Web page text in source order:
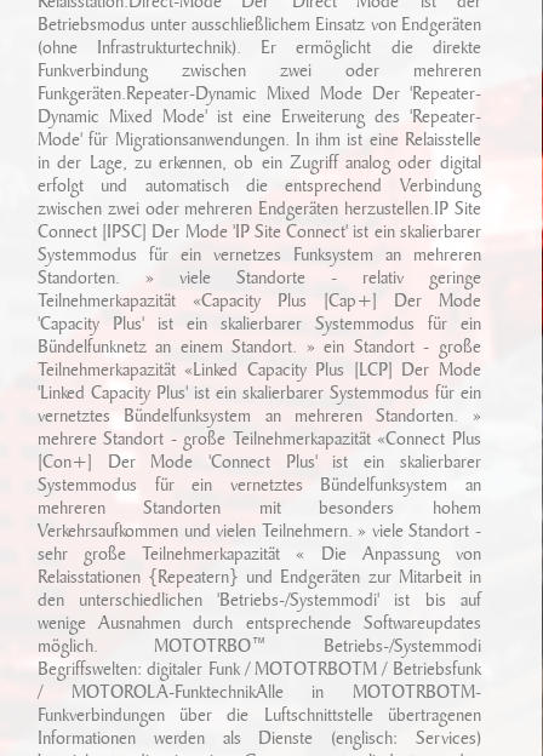
Betriebsmodus unter ausschließlichem Einsatz von Endgeräten
(ohne Infrastrukturtechnik). Er ermöglicht die direkte
Funkverbindung zwischen zwei oder mehreren
Funkgeräten.Repeater-Dynamic Mixed Mode Der 'Repeater-
Dynamic Mixed Mode' ist eine Erweiterung des 'Repeater-
Mode' für Migrationsanwendungen. In ihm ist eine Relaisstelle
in der Lage, zu erkennen, ob ein Zugriff analog oder digital
erfolgt und automatisch die entsprechend Verbindung
zwischen zwei oder mehreren Endgeräten herzustellen.IP Site
Connect [IPSC] Der Mode 'IP Site Connect' ist ein skalierbarer
Systemmodus für ein vernetzes Funksystem an mehreren
Standorten. » viele Standorte - relativ geringe
Teilnehmerkapazität «Capacity Plus [Cap+] Der Mode
'Capacity Plus' ist ein skalierbarer Systemmodus für ein
Bündelfunknetz an einem Standort. » ein Standort - große
Teilnehmerkapazität «Linked Capacity Plus [LCP] Der Mode
'Linked Capacity Plus' ist ein skalierbarer Systemmodus für ein
vernetztes Bündelfunksystem an mehreren Standorten. »
mehrere Standort - große Teilnehmerkapazität «Connect Plus
[Con+] Der Mode 'Connect Plus' ist ein skalierbarer
Systemmodus für ein vernetztes Bündelfunksystem an
mehreren Standorten mit besonders hohem
Verkehrsaufkommen und vielen Teilnehmern. » viele Standort -
sehr große Teilnehmerkapazität « Die Anpassung von
Relaisstationen {Repeatern} und Endgeräten zur Mitarbeit in
den unterschiedlichen 'Betriebs-/Systemmodi' ist bis auf
wenige Ausnahmen durch entsprechende Softwareupdates
möglich. MOTOTRBO™ Betriebs-/Systemmodi
Begriffswelten: digitaler Funk / MOTOTRBOTM / Betriebsfunk
/ MOTOROLA-FunktechnikAlle in MOTOTRBOTM-
Funkverbindungen über die Luftschnittstelle übertragenen
Informationen werden als Dienste (englisch: Services)